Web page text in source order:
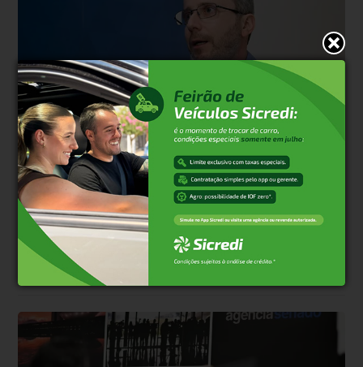
Senado Federal Há 6 meses
IFI: em ano eleitoral e de Copa do Mundo,
governo deve buscar equilíbrio fiscal
Em 2026, o governo federal deve concentrar esforços em uma
gestão fiscal de curto prazo e adiar medidas estruturais. A avaliação
é da Instituição F...